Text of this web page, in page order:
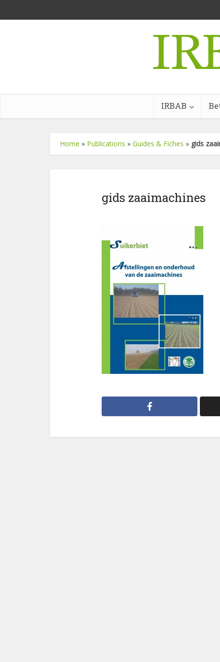
IRBAB
Home » Publications » Guides & Fiches » gids
gids zaaimachines